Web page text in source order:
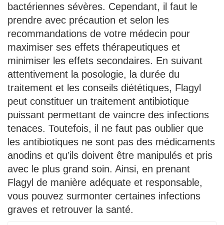
bactériennes sévères. Cependant, il faut le
prendre avec précaution et selon les
recommandations de votre médecin pour
maximiser ses effets thérapeutiques et
minimiser les effets secondaires. En suivant
attentivement la posologie, la durée du
traitement et les conseils diététiques, Flagyl
peut constituer un traitement antibiotique
puissant permettant de vaincre des infections
tenaces. Toutefois, il ne faut pas oublier que
les antibiotiques ne sont pas des médicaments
anodins et qu’ils doivent être manipulés et pris
avec le plus grand soin. Ainsi, en prenant
Flagyl de manière adéquate et responsable,
vous pouvez surmonter certaines infections
graves et retrouver la santé.